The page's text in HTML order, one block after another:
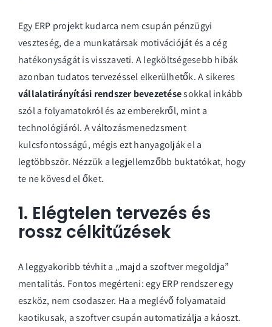
Egy ERP projekt kudarca nem csupán pénzügyi
veszteség, de a munkatársak motivációját és a cég
hatékonyságát is visszaveti. A legköltségesebb hibák
azonban tudatos tervezéssel elkerülhetők. A sikeres
vállalatirányítási rendszer bevezetésesokkal inkább
szól a folyamatokról és az emberekről, mint a
technológiáról. A változásmenedzsment
kulcsfontosságú, mégis ezt hanyagolják el a
legtöbbször. Nézzük a legjellemzőbb buktatókat, hogy
te ne kövesd el őket.
1. Elégtelen tervezés és
rossz célkitűzések
A leggyakoribb tévhit a „majd a szoftver megoldja”
mentalitás. Fontos megérteni: egy ERP rendszer egy
eszköz, nem csodaszer. Ha a meglévő folyamataid
kaotikusak, a szoftver csupán automatizálja a káoszt.